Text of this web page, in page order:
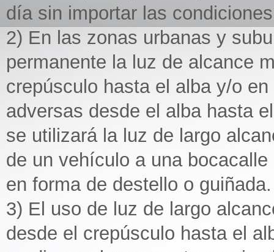
día sin importar las
2) En las zonas urbanas y
permanente la luz de alcance
crepúsculo hasta el alba y/o
adversas desde el alba hasta
se utilizará la luz de largo
de un vehículo a una
en forma de destello o guiñada.
3) El uso de luz de largo
desde el crepúsculo hasta el